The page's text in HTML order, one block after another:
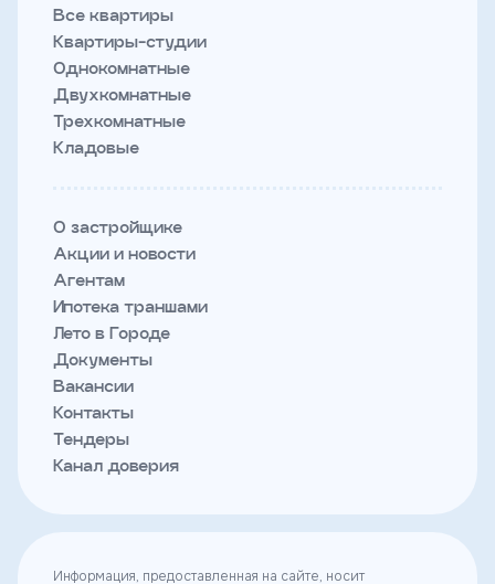
Все квартиры
Квартиры-студии
Однокомнатные
Двухкомнатные
Трехкомнатные
Кладовые
О застройщике
Акции и новости
Агентам
Ипотека траншами
Лето в Городе
Документы
Вакансии
Контакты
Тендеры
Канал доверия
Информация, предоставленная на сайте, носит